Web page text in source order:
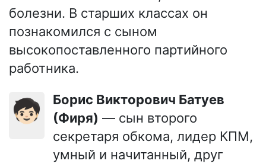
болезни. В старших классах он
познакомился с сыном
высокопоставленного партийного
работника.
🧒🏻
Борис Викторович Батуев
(Фиря) — сын второго
секретаря обкома, лидер КПМ,
умный и начитанный, друг